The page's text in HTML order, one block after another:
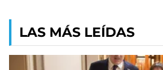
LAS MÁS LEÍDAS